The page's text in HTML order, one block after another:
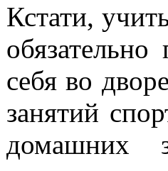
Кстати,
себя во
занятий
домашних